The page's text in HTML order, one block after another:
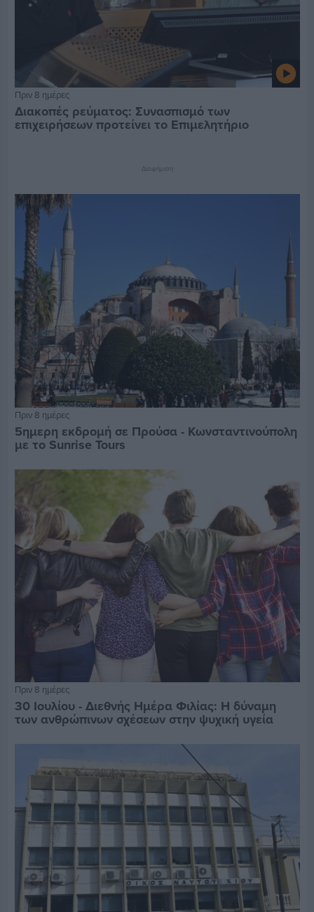
Πριν 8 ημέρες
Διακοπές ρεύματος: Συνασπισμό των
επιχειρήσεων προτείνει το Επιμελητήριο
Διαφήμιση
Πριν 8 ημέρες
5ημερη εκδρομή σε Προύσα - Κωνσταντινούπολη
με το Sunrise Tours
Πριν 8 ημέρες
30 Ιουλίου - Διεθνής Ημέρα Φιλίας: Η δύναμη
των ανθρώπινων σχέσεων στην ψυχική υγεία